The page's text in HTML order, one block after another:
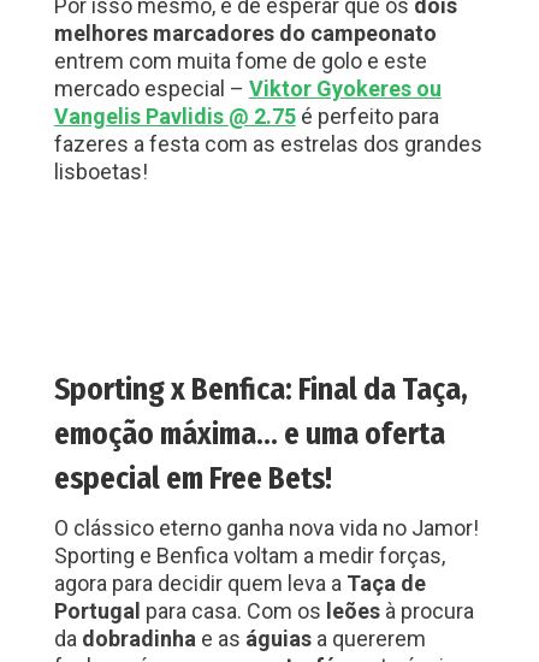
Por isso mesmo, é de esperar que os dois
melhores marcadores do campeonato
entrem com muita fome de golo e este
mercado especial – Viktor Gyokeres ou
Vangelis Pavlidis @ 2.75é perfeito para
fazeres a festa com as estrelas dos grandes
lisboetas!
Sporting x Benfica: Final da Taça,
emoção máxima… e uma oferta
especial em Free Bets!
O clássico eterno ganha nova vida no Jamor!
Sporting e Benfica voltam a medir forças,
agora para decidir quem leva a Taça de
Portugal para casa. Com os leõesà procura
da dobradinha e as águiasa quererem